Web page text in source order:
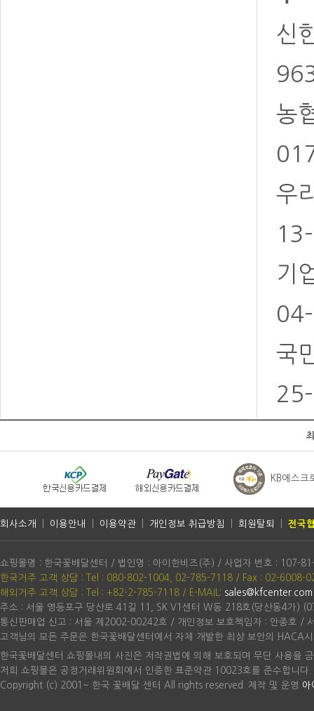
신
농
우
기
국
KB에스크
회사소개 이용안내 이용약관 개인정보 취급방침 회원탈퇴 전국
쇼핑몰명 : 한국꽃배달센터 / 법인명 : 아이한비즈(주) / 사업자 번호 : 107-
한국거주 고객 상담 : Tel : 080-802-1004, 02-785-7118 / Fax : 02-6008-
해외거주 고객 상담 : Tel : +82-2-785-7118 / E-MAIL: sales@kfcenter.com
주소 : 서울 영등포구 당산로 41길 11, SK V1센터 W동 218호(당산동4가)
통신판매업 신고 : 서울 제2002-00242호 / 개인정보 보호책임자 : 안종호 /
고객님의 모든 주문은 한국꽃배달센터에서 자체 개발한 최상 보안의 HACA
한국꽃배달센터 쇼핑몰내의 사진은 저작권법에 의해 보호되며 무단 사용을
저희 쇼핑몰은 공정거래위원회에서 인증한 표준약관 10023호를 준수합니다.
Copyright (c) 2001~ 한국 꽃배달 센터 All rights reserved. 제작 및 운영 아